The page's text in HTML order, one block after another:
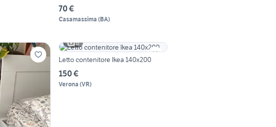
70 €
Casamassima (BA)
6
Letto contenitore Ikea 140x200
150 €
Verona (VR)